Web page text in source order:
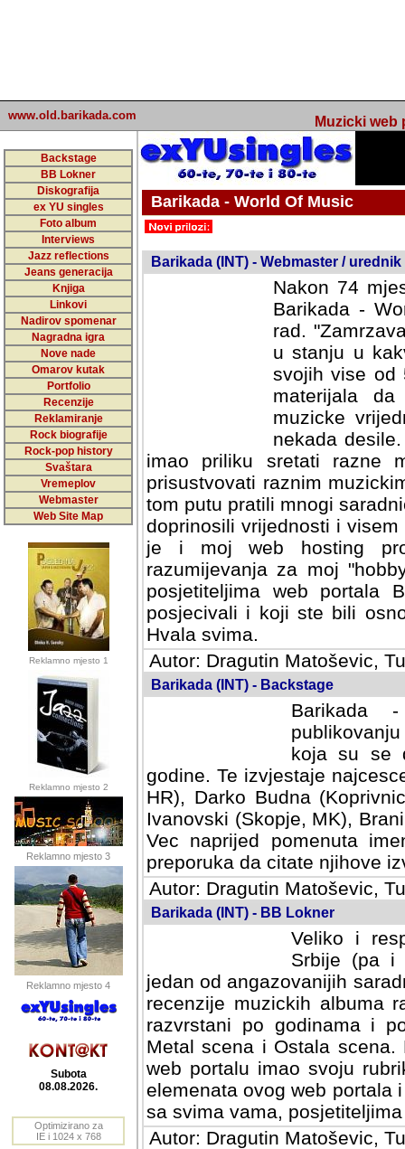
www.old.barikada.com Muzicki web
Backstage
BB Lokner
Diskografija
ex YU singles
Foto album
Interviews
Jazz reflections
Jeans generacija
Knjiga
Linkovi
Nadirov spomenar
Nagradna igra
Nove nade
Omarov kutak
Portfolio
Recenzije
Reklamiranje
Rock biografije
Rock-pop history
Svaštara
Vremeplov
Webmaster
Web Site Map
Reklamno mjesto 1
Reklamno mjesto 2
Reklamno mjesto 3
Reklamno mjesto 4
Subota
08.08.2026.
Optimizirano za
IE i 1024 x 768
Barikada - World Of Music
Barikada (INT) - Webmaster / urednik
Nakon 74
Barikada -
rad.
u stanju u
svojih vise od
materijala
muzicke
nekada
imao priliku sretati razne
prisustvovati raznim
tom putu pratili mnogi
doprinosili vrijednosti i
je i moj web hosting
razumijevanja za moj
posjetiteljima web portala
posjecivali i koji ste bili
Hvala svima.
Autor: Dragutin Matoševic,
Barikada (INT) - Backstage
Barikada
koja su se
godine. Te izvjestaje
HR), Darko Budna
Ivanovski (Skopje, MK),
Vec naprijed pomenuta
preporuka da citate njihove
Autor: Dragutin Matoševic,
Barikada (INT) - BB Lokner
Veliko i
Srbije (pa i
jedan od angazovanijih
recenzije muzickih albuma
razvrstani po godinama i po
scena i Ostala scena.
portalu imao svoju
elemenata ovog web portala
sa svima vama,
Autor: Dragutin Matoševic,